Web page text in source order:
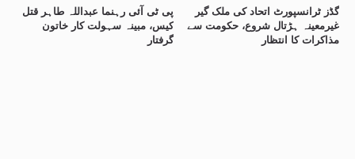
پی ٹی آئی رہنما عبداللہ طاہر قتل
کیس، مبینہ سہولت کار خاتون
گرفتار
گڈز ٹرانسپورٹ اتحاد کی ملک گیر
غیرمعینہ ہڑتال شروع، حکومت سے
مذاکرات کا انتظار